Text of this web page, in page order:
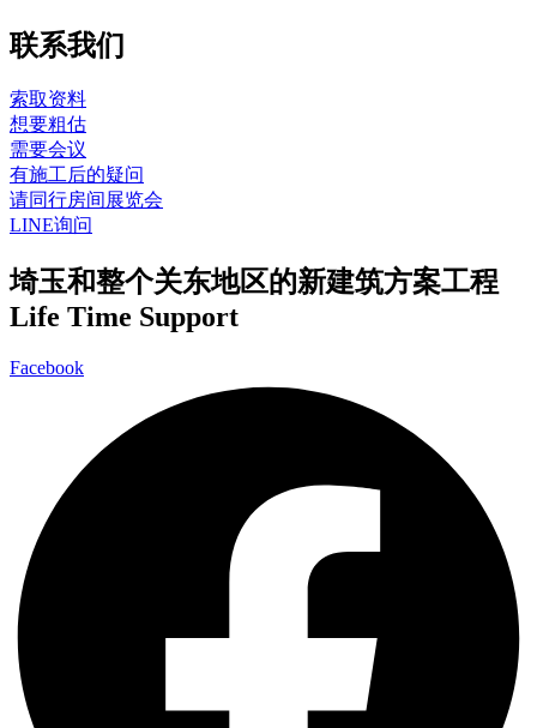
联系我们
索取资料
想要粗估
需要会议
有施工后的疑问
请同行房间展览会
LINE询问
埼玉和整个关东地区的新建筑方案工程
Life Time Support
Facebook